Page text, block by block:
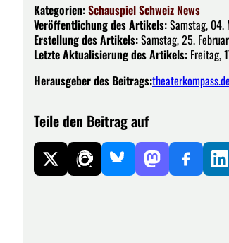
Kategorien:SchauspielSchweiz News
Veröffentlichung des Artikels:Samstag, 04.
Erstellung des Artikels:Samstag, 25.
Letzte Aktualisierung des Artikels: Freitag,
Herausgeber des Beitrags:theaterkompass.de
Teile den Beitrag auf